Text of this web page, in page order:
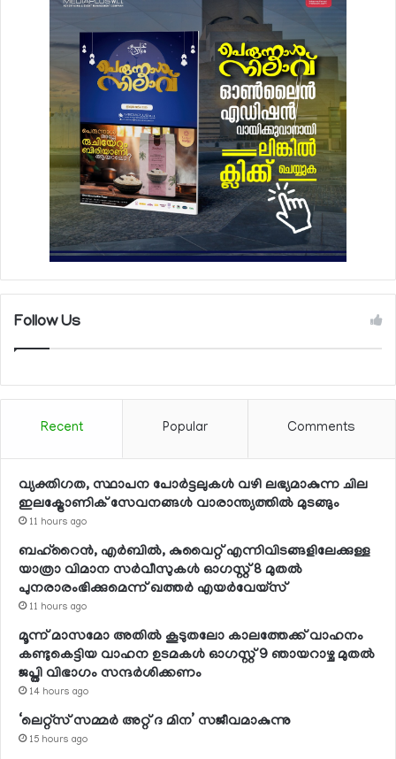
Follow Us
Recent Popular Comments
വ്യക്തിഗത, സ്ഥാപന പോര്‍ട്ടലുകള്‍ വഴി ലഭ്യമാകുന്ന ചില
ഇലക്ട്രോണിക് സേവനങ്ങള്‍ വാരാന്ത്യത്തില്‍ മുടങ്ങും
11 hours ago
ബഹ്റൈന്‍, എര്‍ബില്‍, കുവൈറ്റ് എന്നിവിടങ്ങളിലേക്കുള്ള
യാത്രാ വിമാന സര്‍വീസുകള്‍ ഓഗസ്റ്റ് 8 മുതല്‍
പുനരാരംഭിക്കുമെന്ന് ഖത്തര്‍ എയര്‍വേയ്സ്
11 hours ago
മൂന്ന് മാസമോ അതില്‍ കൂടുതലോ കാലത്തേക്ക് വാഹനം
കണ്ടുകെട്ടിയ വാഹന ഉടമകള്‍ ഓഗസ്റ്റ് 9 ഞായറാഴ്ച മുതല്‍
ജപ്തി വിഭാഗം സന്ദര്‍ശിക്കണം
14 hours ago
‘ലെറ്റ്‌സ് സമ്മര്‍ അറ്റ് ദ മിന’ സജീവമാകുന്നു
15 hours ago